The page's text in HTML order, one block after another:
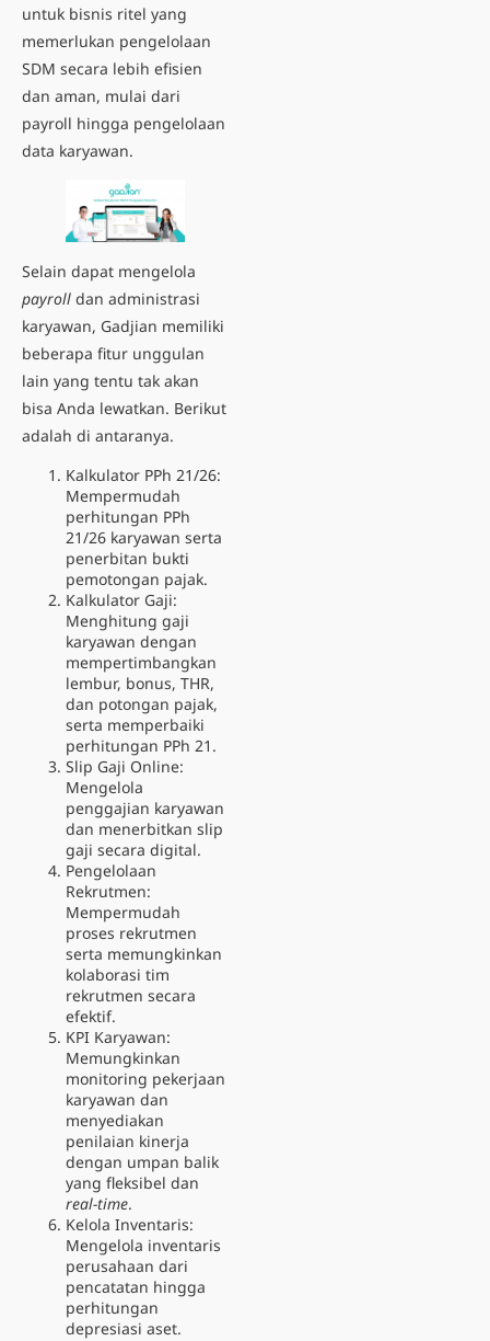
untuk bisnis ritel yang
memerlukan pengelolaan
SDM secara lebih efisien
dan aman, mulai dari
payroll hingga pengelolaan
data karyawan.
Selain dapat mengelola
payroll dan administrasi
karyawan, Gadjian memiliki
beberapa fitur unggulan
lain yang tentu tak akan
bisa Anda lewatkan. Berikut
adalah di antaranya.
Kalkulator PPh 21/26:
Mempermudah
perhitungan PPh
21/26 karyawan serta
penerbitan bukti
pemotongan pajak.
Kalkulator Gaji:
Menghitung gaji
karyawan dengan
mempertimbangkan
lembur, bonus, THR,
dan potongan pajak,
serta memperbaiki
perhitungan PPh 21.
Slip Gaji Online:
Mengelola
penggajian karyawan
dan menerbitkan slip
gaji secara digital.
Pengelolaan
Rekrutmen:
Mempermudah
proses rekrutmen
serta memungkinkan
kolaborasi tim
rekrutmen secara
efektif.
KPI Karyawan:
Memungkinkan
monitoring pekerjaan
karyawan dan
menyediakan
penilaian kinerja
dengan umpan balik
yang fleksibel dan
real-time.
Kelola Inventaris:
Mengelola inventaris
perusahaan dari
pencatatan hingga
perhitungan
depresiasi aset.